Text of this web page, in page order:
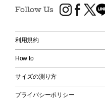
Follow Us
利用規約
How to
サイズの測り方
プライバシーポリシー